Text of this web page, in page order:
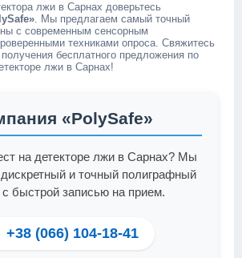
лжи в Сарнах доверьтесь
. Мы предлагаем самый точный
с современным сенсорным
техниками опроса. Свяжитесь
бесплатного предложения по
лжи в Сарнах!
«PolySafe»
на детекторе лжи в Сарнах? Мы
дискретный и точный полиграфный
с быстрой записью на прием.
+38 (066) 104-18-41